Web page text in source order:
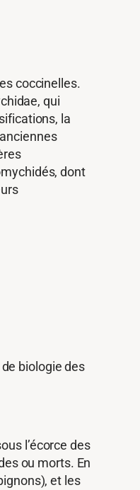
coccinelles.
qui
la
dont
biologie des
l’écorce des
ou morts. En
et les